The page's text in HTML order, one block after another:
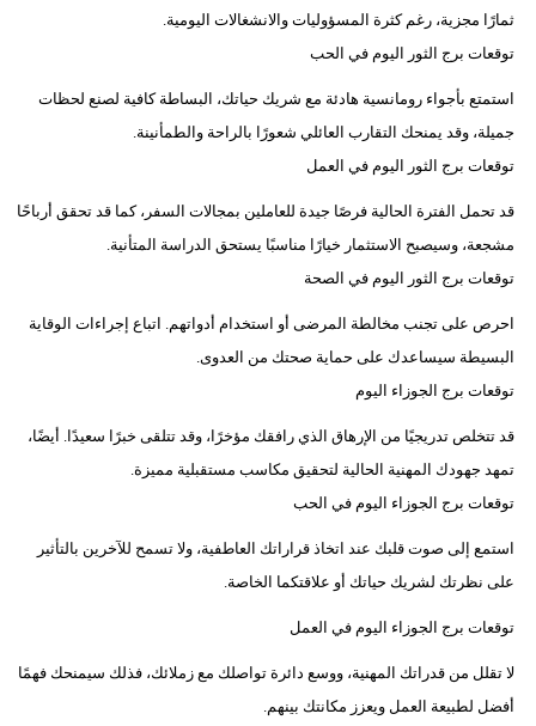
ثمارًا مجزية، رغم كثرة المسؤوليات والانشغالات اليومية.
توقعات برج الثور اليوم في الحب
استمتع بأجواء رومانسية هادئة مع شريك حياتك، البساطة كافية لصنع لحظات
جميلة، وقد يمنحك التقارب العائلي شعورًا بالراحة والطمأنينة.
توقعات برج الثور اليوم في العمل
قد تحمل الفترة الحالية فرصًا جيدة للعاملين بمجالات السفر، كما قد تحقق أرباحًا
مشجعة، وسيصبح الاستثمار خيارًا مناسبًا يستحق الدراسة المتأنية.
توقعات برج الثور اليوم في الصحة
احرص على تجنب مخالطة المرضى أو استخدام أدواتهم. اتباع إجراءات الوقاية
البسيطة سيساعدك على حماية صحتك من العدوى.
توقعات برج الجوزاء اليوم
قد تتخلص تدريجيًا من الإرهاق الذي رافقك مؤخرًا، وقد تتلقى خبرًا سعيدًا. أيضًا،
تمهد جهودك المهنية الحالية لتحقيق مكاسب مستقبلية مميزة.
توقعات برج الجوزاء اليوم في الحب
استمع إلى صوت قلبك عند اتخاذ قراراتك العاطفية، ولا تسمح للآخرين بالتأثير
على نظرتك لشريك حياتك أو علاقتكما الخاصة.
توقعات برج الجوزاء اليوم في العمل
لا تقلل من قدراتك المهنية، ووسع دائرة تواصلك مع زملائك، فذلك سيمنحك فهمًا
أفضل لطبيعة العمل ويعزز مكانتك بينهم.